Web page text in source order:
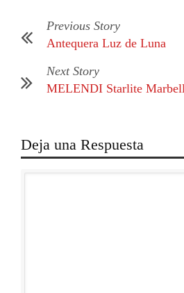
Previous Story
Antequera Luz de Luna
Next Story
MELENDI Starlite
Deja una Respuesta